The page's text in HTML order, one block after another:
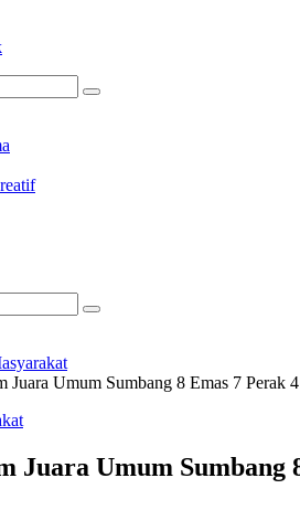
Umum Sumbang 8 Emas 7 Perak
Juara Umum Sumbang